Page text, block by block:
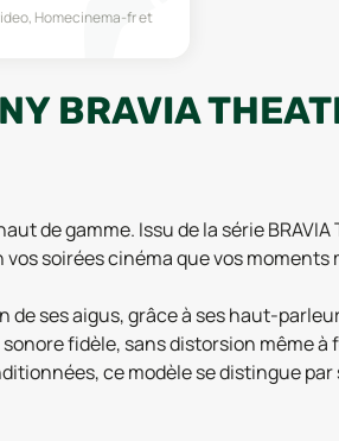
Homecinema-fret
BRAVIA
de gamme. Issu de la série
soirées cinéma que vos
ses aigus, grâce à ses haut-
fidèle, sans distorsion même
ce modèle se distingue